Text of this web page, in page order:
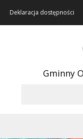
Deklaracja dostępności
Gminny